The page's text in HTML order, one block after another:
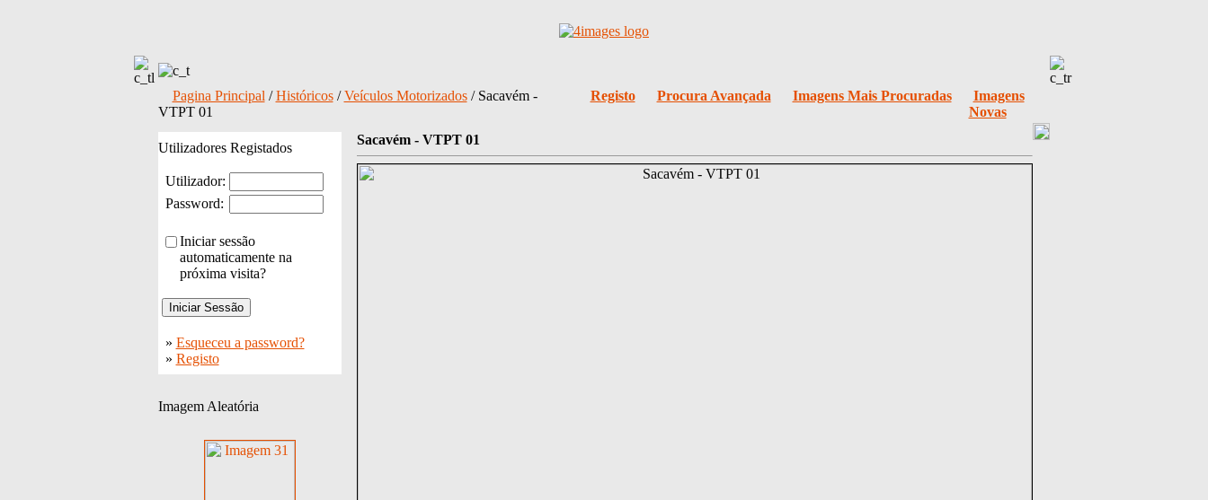
Pagina Principal /Históricos/Veículos Motorizados/ Sacavém -
VTPT 01
Registo Procura Avançada Imagens Mais Procuradas
Imagens
Novas
Utilizadores Registados
Utilizador:
Password:
Iniciar sessão
automaticamente na
próxima visita?
» Esqueceu a password?
» Registo
Imagem Aleatória
Sacavém - VTPT 01